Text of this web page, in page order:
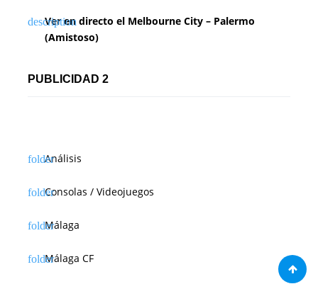
Ver en directo el Melbourne City – Palermo
(Amistoso)
PUBLICIDAD 2
Análisis
Consolas / Videojuegos
Málaga
Málaga CF